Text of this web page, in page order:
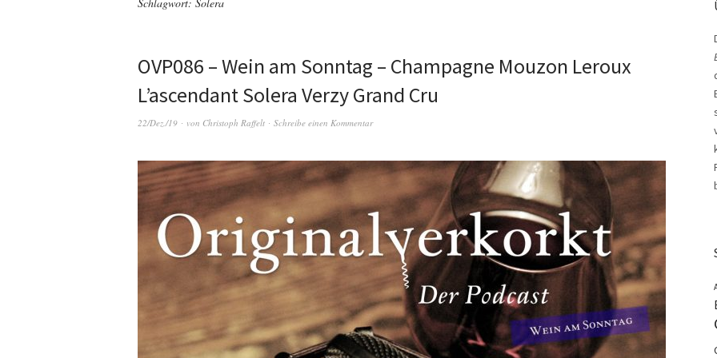
OVP086 – Wein am Sonntag – Champagne Mouzon Leroux
L’ascendant Solera Verzy Grand Cru
22/Dez./19 von Christoph Raffelt Schreibe einen Kommentar